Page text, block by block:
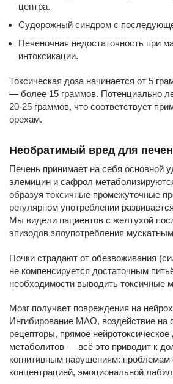
центра.
Судорожный синдром с
Печеночная недостаточность при
интоксикации.
Токсическая доза начинается от 5
— более 15 граммов. Потенциально
20-25 граммов, что соответствует
орехам.
Необратимый вред для
Печень принимает на себя основной
элемицин и сафрол
образуя токсичные промежуточные
регулярном употреблении
Мы видели пациентов с желтухой
эпизодов злоупотребления
Почки страдают от обезвоживания
не компенсируется достаточным
необходимости выводить токсичные
Мозг получает повреждения на
Ингибирование МАО, воздействие на
рецепторы, прямое нейротоксическое
метаболитов — всё это приводит к
когнитивным нарушениям: проблемам
концентрацией, эмоциональной